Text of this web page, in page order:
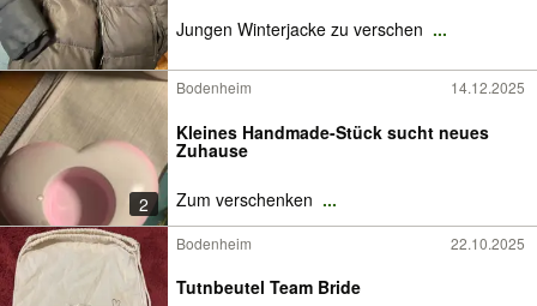
Jungen Winterjacke zu verschen ...
2
Bodenheim 14.12.2025
Kleines Handmade-Stück sucht neues
Zuhause
Zum verschenken ...
Bodenheim 22.10.2025
Tutnbeutel Team Bride